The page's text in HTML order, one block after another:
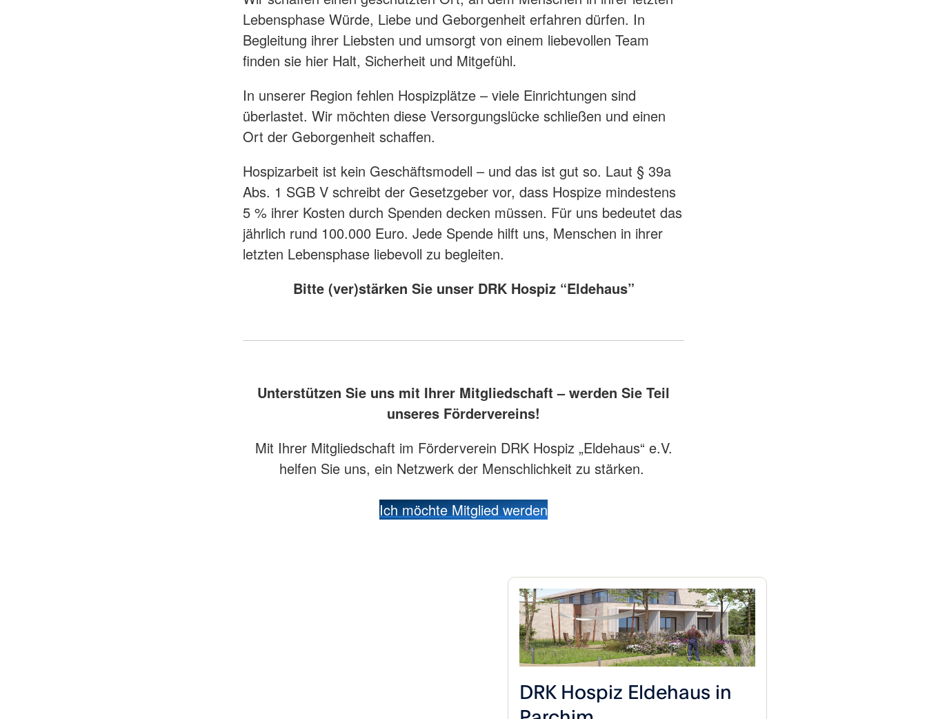
Lebensphase Würde, Liebe und Geborgenheit erfahren dürfen. In
Begleitung ihrer Liebsten und umsorgt von einem liebevollen Team
finden sie hier Halt, Sicherheit und Mitgefühl.
In unserer Region fehlen Hospizplätze – viele Einrichtungen sind
überlastet. Wir möchten diese Versorgungslücke schließen und einen
Ort der Geborgenheit schaffen.
Hospizarbeit ist kein Geschäftsmodell – und das ist gut so. Laut § 39a
Abs. 1 SGB V schreibt der Gesetzgeber vor, dass Hospize mindestens
5 % ihrer Kosten durch Spenden decken müssen. Für uns bedeutet das
jährlich rund 100.000 Euro. Jede Spende hilft uns, Menschen in ihrer
letzten Lebensphase liebevoll zu begleiten.
Bitte (ver)stärken Sie unser DRK Hospiz “Eldehaus”
Unterstützen Sie uns mit Ihrer Mitgliedschaft – werden Sie Teil
unseres Fördervereins!
Mit Ihrer Mitgliedschaft im Förderverein DRK Hospiz „Eldehaus“ e.V.
helfen Sie uns, ein Netzwerk der Menschlichkeit zu stärken.
Ich möchte Mitglied werden